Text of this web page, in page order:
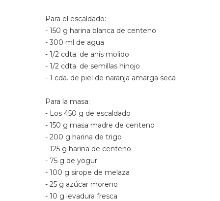
Para el escaldado:
- 150 g harina blanca de centeno
- 300 ml de agua
- 1/2 cdta. de anís molido
- 1/2 cdta. de semillas hinojo
- 1 cda. de piel de naranja amarga seca
Para la masa:
- Los 450 g de escaldado
- 150 g masa madre de centeno
- 200 g harina de trigo
- 125 g harina de centeno
- 75 g de yogur
- 100 g sirope de melaza
- 25 g azúcar moreno
- 10 g levadura fresca